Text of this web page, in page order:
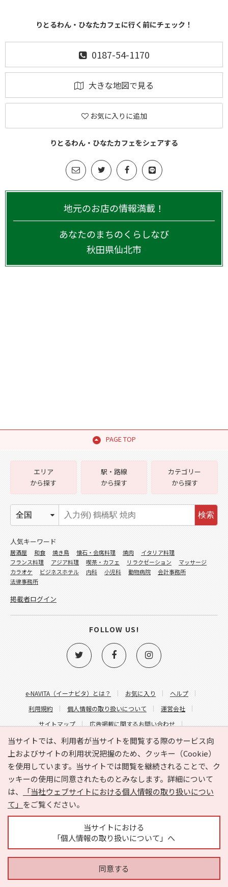
りとるわん・ひなたカフェに行く前にチェック！
0187-54-1170
大きな地図で見る
お気に入りに追加
りとるわん・ひなたカフェをシェアする
地元のお店の情報満載！
あなたのまちのくらしなび
秋田県仙北市
PAGE TOP
当サイトでは、利用者が当サイトを閲覧する際のサービス向
上およびサイトの利用状況把握のため、クッキー（Cookie）
を使用しています。当サイトでは閲覧を継続されることで、ク
ッキーの使用に同意されたものとみなします。詳細について
は、
「当社ウェブサイトにおける個人情報の取り扱いについ
て」 をご覧ください。
当サイトにおける
「個人情報の取り扱いについて」へ
同意する
e-NAVITA（イーナビタ）とは？ お気に入り
ヘルプ
利用規約
個人情報の取り扱いについて
運営会社
サイトマップ
広告掲載に関するお問い合わせ
サイトの内容に関するお問い合わせ
エリア
から探す
駅・路線
から探す
カテゴリー
から探す
検索
人気キーワード
居酒屋 和食 焼き鳥 懐石・会席料理 焼肉
イタリア料理
フランス料理
アジア料理 喫茶・カフェ リラクゼーション
マッサージ
カラオケ
ビジネスホテル 内科 小児科 動物病院
会計事務所
法律事務所
掲載者ログイン
FOLLOW US!
Copyright © HYOJITO.Co.,Ltd. All Rights Reserved.